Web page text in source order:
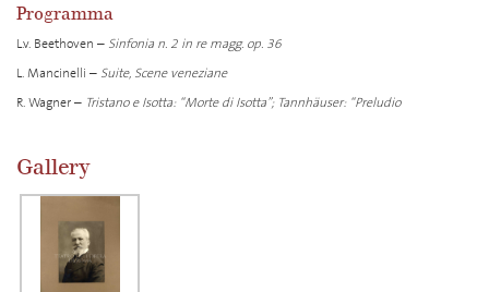
Programma
L.v. Beethoven – Sinfonia n. 2 in re magg. op. 36
L. Mancinelli – Suite, Scene veneziane
R. Wagner – Tristano e Isotta: “Morte di Isotta”; Tannhäuser: “Preludio
Gallery